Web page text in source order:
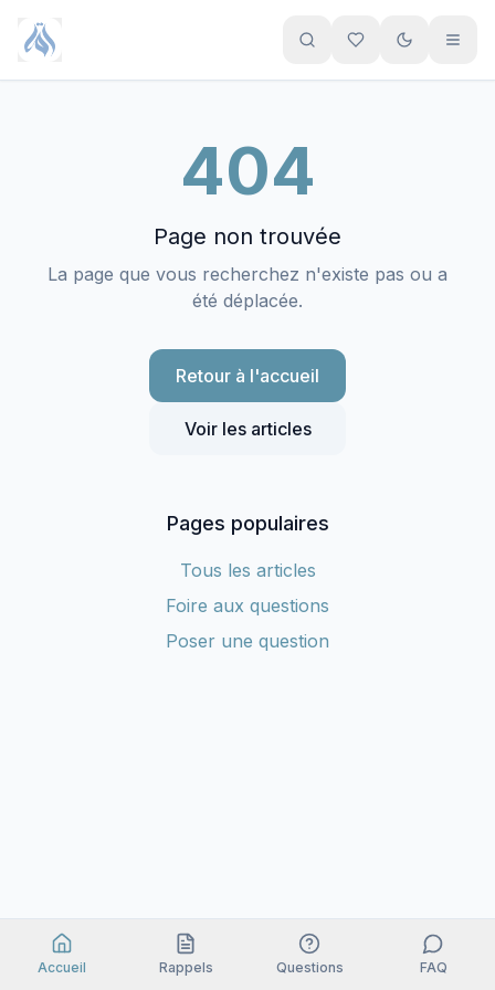
404
Page non trouvée
La page que vous recherchez n'existe pas ou a
été déplacée.
Retour à l'accueil
Voir les articles
Pages populaires
Tous les articles
Foire aux questions
Poser une question
Accueil Rappels Questions FAQ